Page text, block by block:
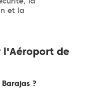
et la
l'Aéroport de
?